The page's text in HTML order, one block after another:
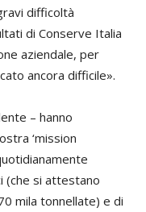
difficoltà
di Conserve Italia
aziendale, per
ancora difficile».
– hanno
‘mission
(che si attestano
mila tonnellate) e di